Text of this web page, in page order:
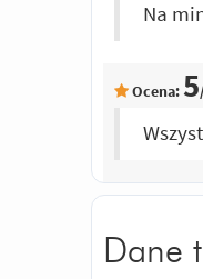
Na
Ocena: 5
Dane